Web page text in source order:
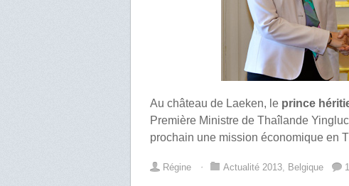
Au château de Laeken, le prince
Première Ministre de Thaîlande
prochain une mission économique en
Régine ⋅ Actualité 2013 Belgique